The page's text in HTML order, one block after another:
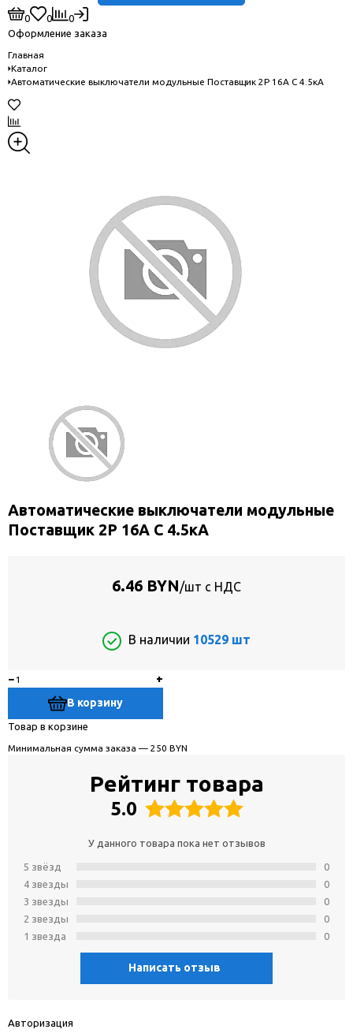
0 0
0
Оформление заказа
Главная
Каталог
Автоматические выключатели модульные Поставщик 2P 16A C 4.5кА
Автоматические выключатели модульные
Поставщик 2P 16A C 4.5кА
6.46 BYN/шт с НДС
В наличии 10529 шт
−
+
В корзину
Товар в корзине
Минимальная сумма заказа — 250 BYN
Рейтинг товара
5.0
У данного товара пока нет отзывов
5 звёзд
4 звeзды
3 звeзды
2 звeзды
1 звeзда
0
0
0
0
0
Написать отзыв
Авторизация